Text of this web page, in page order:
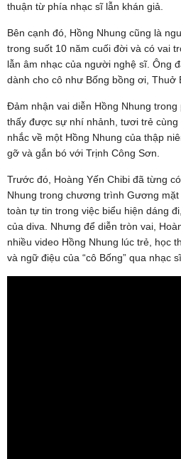
thuận từ phía nhạc sĩ lẫn khán giả.
Bên cạnh đó, Hồng Nhung cũng là
trong suốt 10 năm cuối đời và có vai
lẫn âm nhạc của người nghệ sĩ. Ông
dành cho cô như Bống bồng ơi,
Đảm nhận vai diễn Hồng Nhung
thấy được sự nhí nhảnh, tươi trẻ
nhắc về một Hồng Nhung của thập
gỡ và gắn bó với Trịnh Công Sơn.
Trước đó, Hoàng Yến Chibi đã từng
Nhung trong chương trình Gương
toàn tự tin trong việc biểu hiện dáng
của diva. Nhưng để diễn tròn vai,
nhiều video Hồng Nhung lúc trẻ, học
và ngữ điệu của “cô Bống” qua nhạc